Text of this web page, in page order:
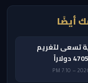
أيضًا
تسعى لتغريم